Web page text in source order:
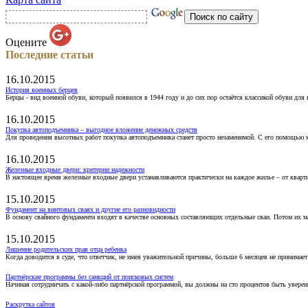
Оцените
Последние статьи
16.10.2015
История военных берцев
Берцы - вид военной обуви, который появился в 1944 году и до сих пор остаётся классикой обуви
16.10.2015
Покупка автоподъемника – выгодное вложение денежных средств
Для проведения высотных работ покупка автоподъемника станет просто незаменимой. С его
16.10.2015
Железные входные двери: критерии надежности
В настоящее время железные входные двери устанавливаются практически на каждое жилье – от
15.10.2015
Фундамент на винтовых сваях и другие его разновидности
В основу свайного фундамента входят в качестве основных составляющих отдельные сваи. Потом их
15.10.2015
Лишение родительских прав отца ребенка
Когда доводится в суде, что ответчик, не имея уважительной причины, больше 6 месяцев не
Партнёрские программы без санкций от поисковых систем
Начиная сотрудничать с какой-либо партнёрской программой, вы должны на сто процентов быть
Раскрутка сайтов